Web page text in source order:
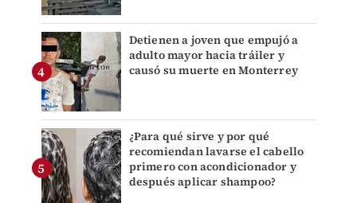
Detienen a joven que empujó a
adulto mayor hacia tráiler y
causó su muerte en Monterrey
¿Para qué sirve y por qué
recomiendan lavarse el cabello
primero con acondicionador y
después aplicar shampoo?